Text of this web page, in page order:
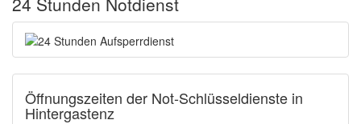
Öffnungszeiten der Not-Schlüsseldienste in
Hintergastenz